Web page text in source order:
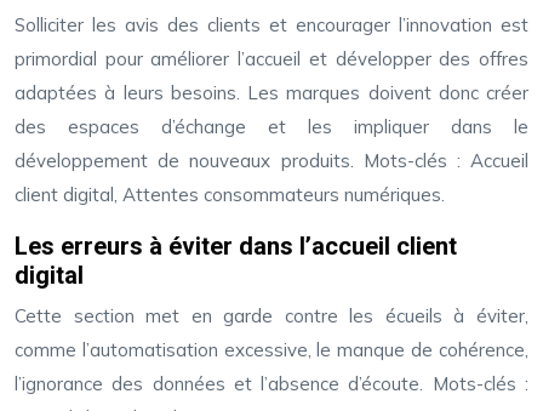
Solliciter les avis des clients et encourager l’innovation est
primordial pour améliorer l’accueil et développer des offres
adaptées à leurs besoins. Les marques doivent donc créer
des espaces d’échange et les impliquer dans le
développement de nouveaux produits. Mots-clés : Accueil
client digital, Attentes consommateurs numériques.
Les erreurs à éviter dans l’accueil client
digital
Cette section met en garde contre les écueils à éviter,
comme l’automatisation excessive, le manque de cohérence,
l’ignorance des données et l’absence d’écoute. Mots-clés :